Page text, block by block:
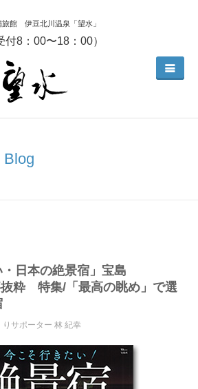
館 伊豆北川温泉「望水」
付8：00〜18：00）
Blog
・日本の絶景宿」宝島
粋 特集/「最高の眺め」で選
りサポーター 林 紀幸